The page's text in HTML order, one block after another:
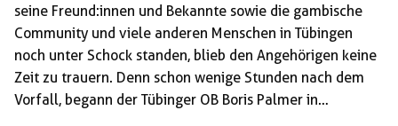
seine Freund:innen und Bekannte sowie die gambische
Community und viele anderen Menschen in Tübingen
noch unter Schock standen, blieb den Angehörigen keine
Zeit zu trauern. Denn schon wenige Stunden nach dem
Vorfall, begann der Tübinger OB Boris Palmer in